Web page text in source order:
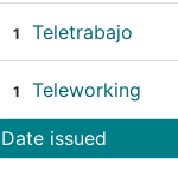
1 Teletrabajo
1 Teleworking
Date issued